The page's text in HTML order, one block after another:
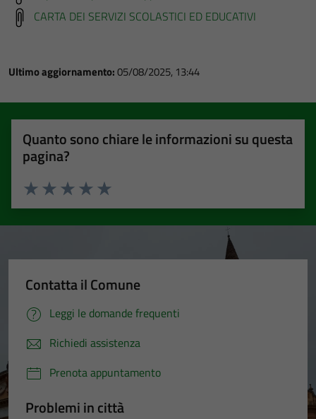
CARTA DEI SERVIZI SCOLASTICI ED EDUCATIVI
Ultimo aggiornamento:05/08/2025, 13:44
Quanto sono chiare le informazioni su questa
pagina?
Valuta 5 stelle su 5
Valuta 4 stelle su 5
Valuta 3 stelle su 5
Valuta 2 stelle su 5
Valuta 1 stelle su 5
Contatta il Comune
Leggi le domande frequenti
Richiedi assistenza
Prenota appuntamento
Problemi in città
Tecnici
sono necessari
per il
funzionamento
non raccolgono
informazioni